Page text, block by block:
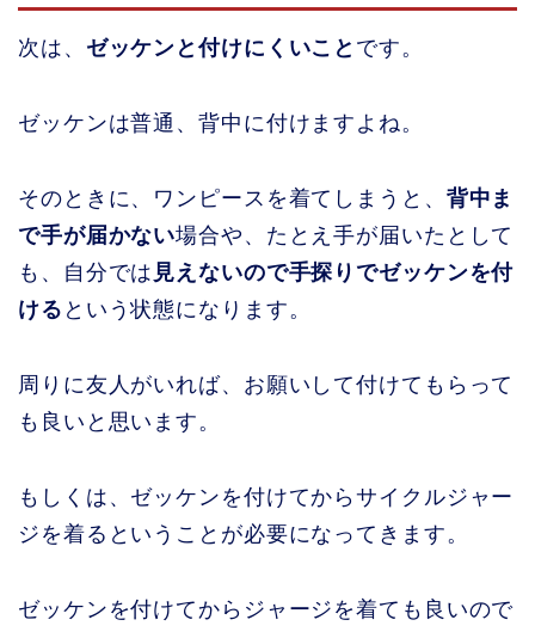
次は、 ゼッケンと付けにくいこと です。
ゼッケンは普通、背中に付けますよね。
そのときに、ワンピースを着てしまうと、 背中ま
で手が届かない場合や、たとえ手が届いたとして
も、自分では 見えないので手探りでゼッケンを付
ける という状態になります。
周りに友人がいれば、お願いして付けてもらって
も良いと思います。
もしくは、ゼッケンを付けてからサイクルジャー
ジを着るということが必要になってきます。
ゼッケンを付けてからジャージを着ても良いので